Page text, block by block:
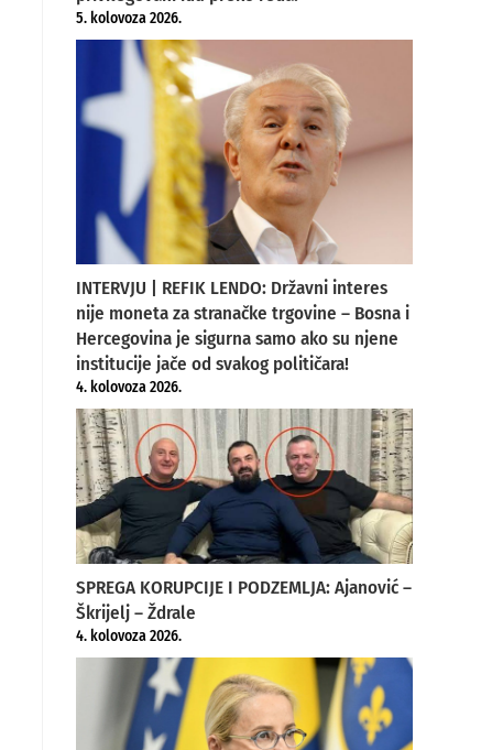
5. kolovoza 2026.
INTERVJU | REFIK LENDO: Državni interes
nije moneta za stranačke trgovine – Bosna i
Hercegovina je sigurna samo ako su njene
institucije jače od svakog političara!
4. kolovoza 2026.
SPREGA KORUPCIJE I PODZEMLJA: Ajanović –
Škrijelj – Ždrale
4. kolovoza 2026.